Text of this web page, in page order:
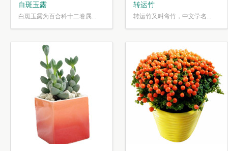
白斑玉露
白斑玉露为百合科十二卷属...
转运竹
转运竹又叫弯竹，中文学名...